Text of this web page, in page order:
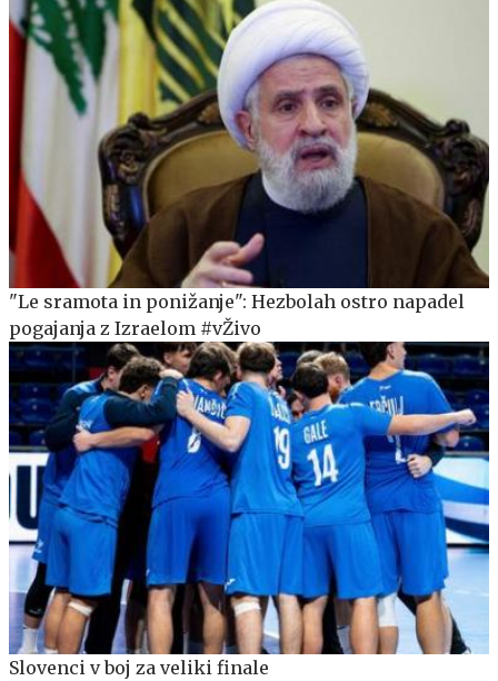
"Le sramota in ponižanje": Hezbolah ostro napadel
pogajanja z Izraelom #vŽivo
Slovenci v boj za veliki finale